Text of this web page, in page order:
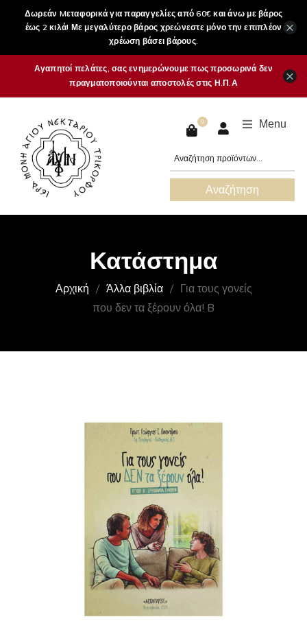
Δωρεάν Mεταφορικά για παραγγελίες από 60€ και άνω με βάρος
έως 2 κιλά! Με μεγαλύτερο βάρος χρεώνεστε μόνο την επιπλέον
χρέωση βάσει βάρους.
×
Αγαπητοί πελάτες, σας ενημερώνουμε πως προσωρινά δεν
πραγματοποιούνται αποστολές στις Η.Π.Α
×
0 Menu
Αναζήτηση
Κατάστημα
Αρχική Άλλα βιβλία
Για τους γονείς
που δεν τα ξέρουν όλα! B